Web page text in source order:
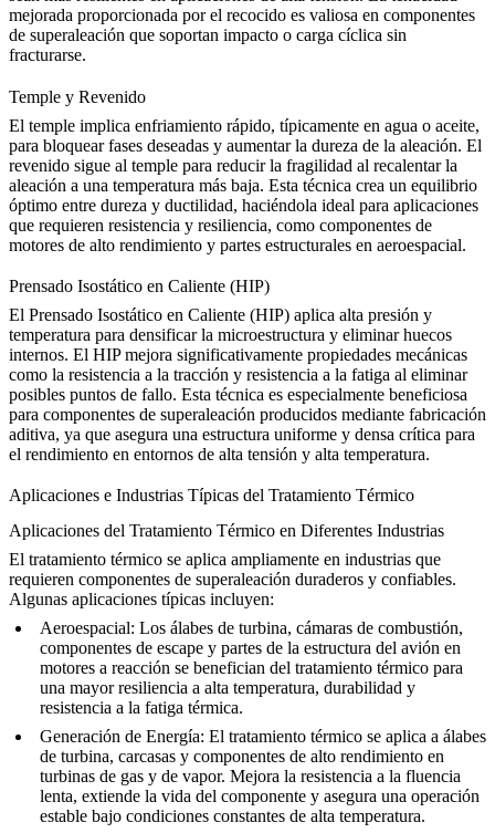
mejorada proporcionada por el recocido es valiosa en componentes
de superaleación que soportan impacto o carga cíclica sin
fracturarse.
Temple y Revenido
El temple implica enfriamiento rápido, típicamente en agua o aceite,
para bloquear fases deseadas y aumentar la dureza de la aleación. El
revenido sigue al temple para reducir la fragilidad al recalentar la
aleación a una temperatura más baja. Esta técnica crea un equilibrio
óptimo entre dureza y ductilidad, haciéndola ideal para aplicaciones
que requieren resistencia y resiliencia, como componentes de
motores de alto rendimiento y partes estructurales en aeroespacial.
Prensado Isostático en Caliente (HIP)
El Prensado Isostático en Caliente (HIP) aplica alta presión y
temperatura para densificar la microestructura y eliminar huecos
internos. El HIP mejora significativamente propiedades mecánicas
como la resistencia a la tracción y resistencia a la fatiga al eliminar
posibles puntos de fallo. Esta técnica es especialmente beneficiosa
para componentes de superaleación producidos mediante fabricación
aditiva, ya que asegura una estructura uniforme y densa crítica para
el rendimiento en entornos de alta tensión y alta temperatura.
Aplicaciones e Industrias Típicas del Tratamiento Térmico
Aplicaciones del Tratamiento Térmico en Diferentes Industrias
El tratamiento térmico se aplica ampliamente en industrias que
requieren componentes de superaleación duraderos y confiables.
Algunas aplicaciones típicas incluyen:
Aeroespacial: Los álabes de turbina, cámaras de combustión,
componentes de escape y partes de la estructura del avión en
motores a reacción se benefician del tratamiento térmico para
una mayor resiliencia a alta temperatura, durabilidad y
resistencia a la fatiga térmica.
Generación de Energía: El tratamiento térmico se aplica a álabes
de turbina, carcasas y componentes de alto rendimiento en
turbinas de gas y de vapor. Mejora la resistencia a la fluencia
lenta, extiende la vida del componente y asegura una operación
estable bajo condiciones constantes de alta temperatura.